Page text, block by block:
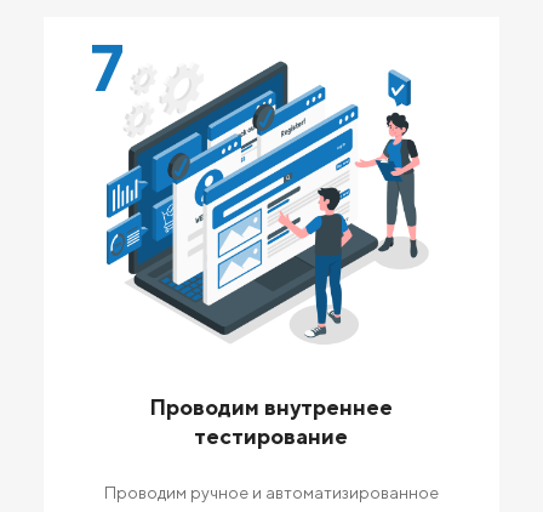
7
Проводим внутреннее
тестирование
Проводим ручное и автоматизированное